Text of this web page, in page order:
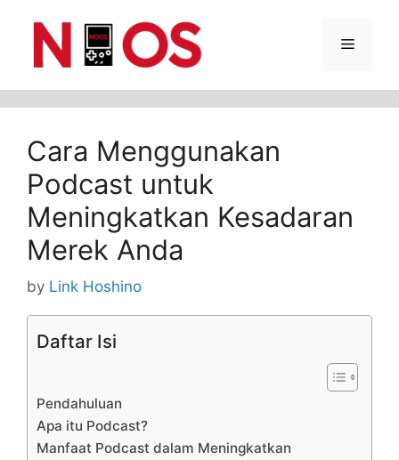
Menu
Cara Menggunakan
Podcast untuk
Meningkatkan Kesadaran
Merek Anda
by Link Hoshino
Daftar Isi
Pendahuluan
Apa itu Podcast?
Manfaat Podcast dalam Meningkatkan